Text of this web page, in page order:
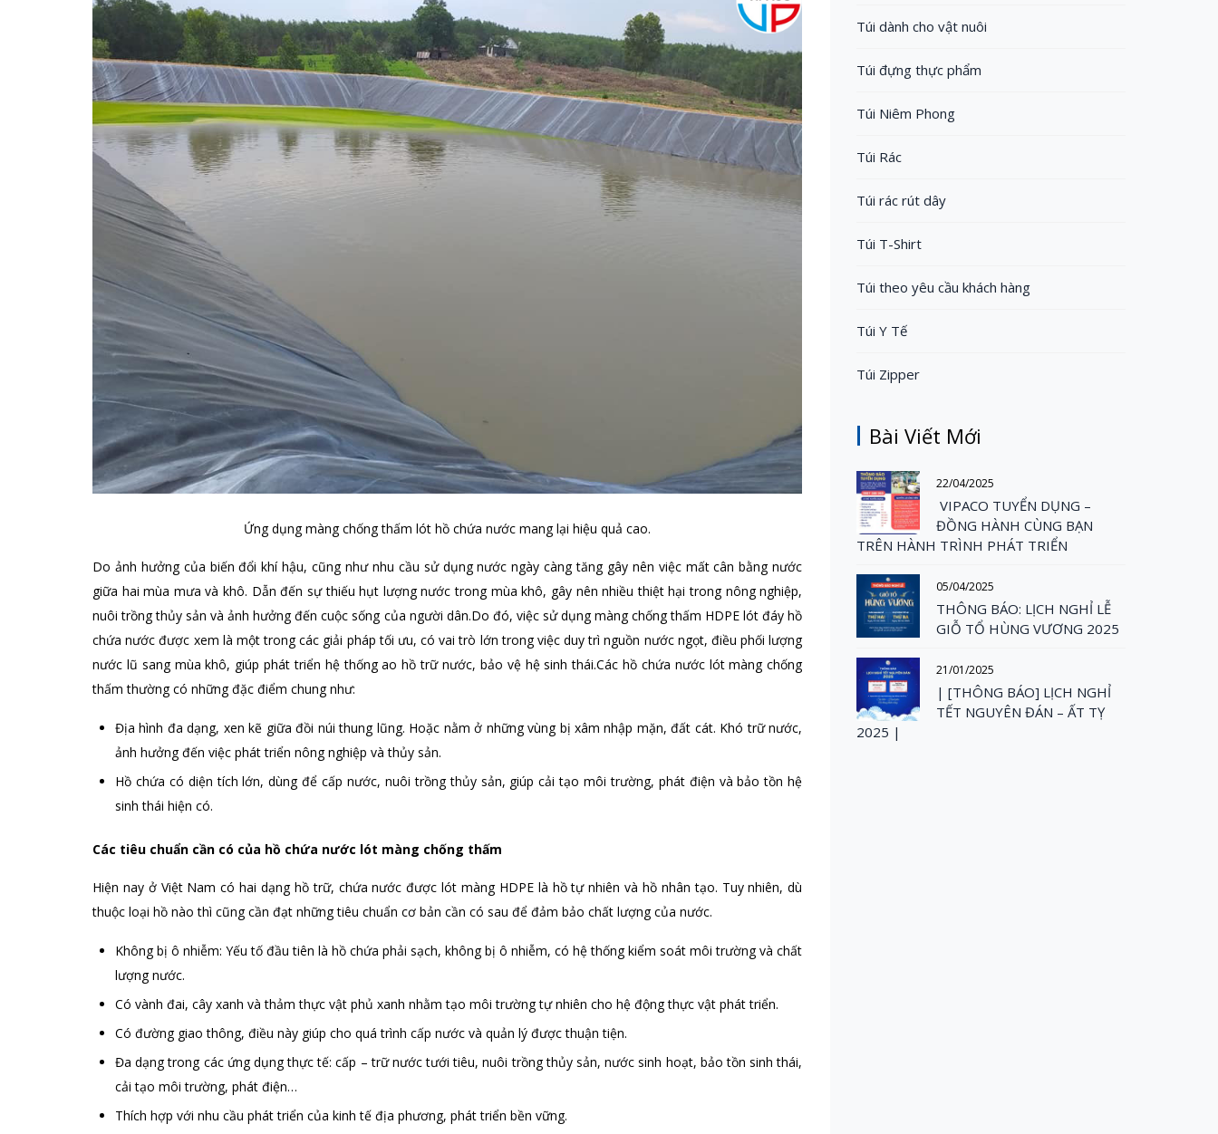
Ứng dụng màng chống thấm lót hồ chứa nước mang lại hiệu quả cao.
Do ảnh hưởng của biến đổi khí hậu, cũng như nhu cầu sử dụng nước ngày càng tăng gây nên việc mất cân bằng nước
giữa hai mùa mưa và khô. Dẫn đến sự thiếu hụt lượng nước trong mùa khô, gây nên nhiều thiệt hại trong nông nghiệp,
nuôi trồng thủy sản và ảnh hưởng đến cuộc sống của người dân.Do đó, việc sử dụng màng chống thấm HDPE lót đáy hồ
chứa nước được xem là một trong các giải pháp tối ưu, có vai trò lớn trong việc duy trì nguồn nước ngọt, điều phối lượng
nước lũ sang mùa khô, giúp phát triển hệ thống ao hồ trữ nước, bảo vệ hệ sinh thái.Các hồ chứa nước lót màng chống
thấm thường có những đặc điểm chung như:
Địa hình đa dạng, xen kẽ giữa đồi núi thung lũng. Hoặc nằm ở những vùng bị xâm nhập mặn, đất cát. Khó trữ nước,
ảnh hưởng đến việc phát triển nông nghiệp và thủy sản.
Hồ chứa có diện tích lớn, dùng để cấp nước, nuôi trồng thủy sản, giúp cải tạo môi trường, phát điện và bảo tồn hệ
sinh thái hiện có.
Các tiêu chuẩn cần có của hồ chứa nước lót màng chống thấm
Hiện nay ở Việt Nam có hai dạng hồ trữ, chứa nước được lót màng HDPE là hồ tự nhiên và hồ nhân tạo. Tuy nhiên, dù
thuộc loại hồ nào thì cũng cần đạt những tiêu chuẩn cơ bản cần có sau để đảm bảo chất lượng của nước.
Không bị ô nhiễm: Yếu tố đầu tiên là hồ chứa phải sạch, không bị ô nhiễm, có hệ thống kiểm soát môi trường và chất
lượng nước.
Có vành đai, cây xanh và thảm thực vật phủ xanh nhằm tạo môi trường tự nhiên cho hệ động thực vật phát triển.
Có đường giao thông, điều này giúp cho quá trình cấp nước và quản lý được thuận tiện.
Đa dạng trong các ứng dụng thực tế: cấp – trữ nước tưới tiêu, nuôi trồng thủy sản, nước sinh hoạt, bảo tồn sinh thái,
cải tạo môi trường, phát điện…
Thích hợp với nhu cầu phát triển của kinh tế địa phương, phát triển bền vững.
Túi dành cho vật nuôi
Túi đựng thực phẩm
Túi Niêm Phong
Túi Rác
Túi rác rút dây
Túi T-Shirt
Túi theo yêu cầu khách hàng
Túi Y Tế
Túi Zipper
Bài Viết Mới
22/04/2025
VIPACO TUYỂN DỤNG –
ĐỒNG HÀNH CÙNG BẠN
TRÊN HÀNH TRÌNH PHÁT TRIỂN
05/04/2025
THÔNG BÁO: LỊCH NGHỈ LỄ
GIỖ TỔ HÙNG VƯƠNG 2025
21/01/2025
| [THÔNG BÁO] LỊCH NGHỈ
TẾT NGUYÊN ĐÁN – ẤT TỴ
2025 |